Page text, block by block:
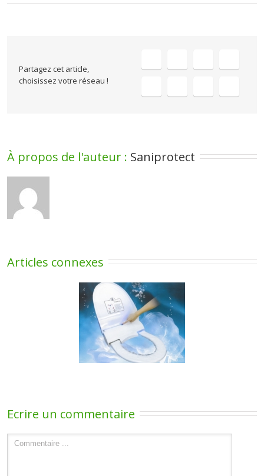
Partagez cet article,
choisissez votre réseau !
À propos de l'auteur : Saniprotect
Articles connexes
Ecrire un commentaire